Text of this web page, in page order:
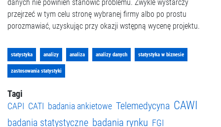
danych nie powinien stanowić problemu. Zwykle wystarczy
przejrzeć w tym celu stronę wybranej firmy albo po prostu
porozmawiać, uzyskując przy okazji wstępną wycenę projektu.
statystyka analizy analiza analizy danych statystyka w biznesie
zastosowania statystyki
Tagi
CAPI CATI badania ankietowe Telemedycyna CAWI
badania statystyczne badania rynku FGI